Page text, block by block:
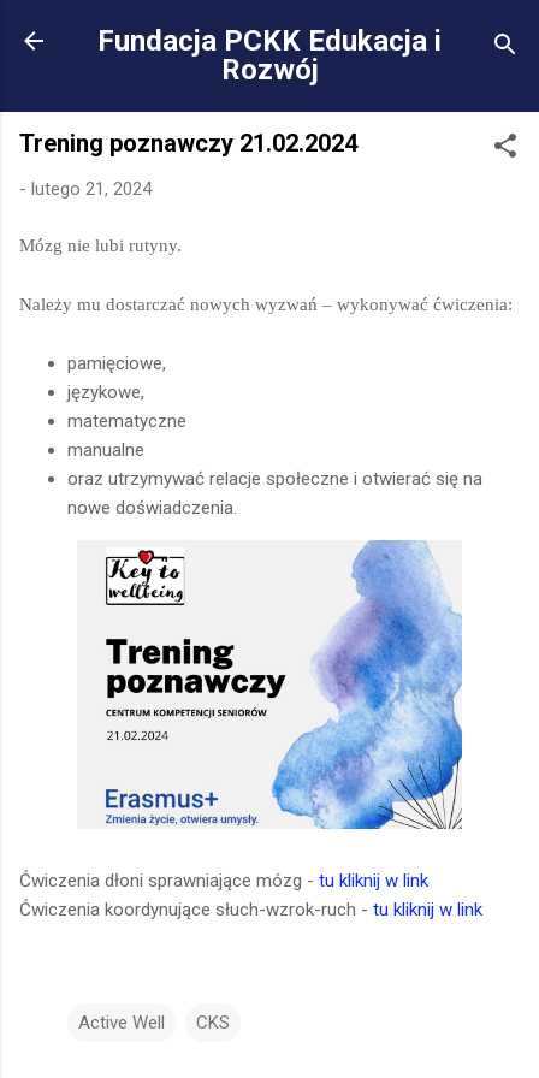
Przejdź do głównej
Fundacja PCKK Edukacja i
Rozwój
Trening poznawczy 21.02.2024
- lutego 21, 2024
Mózg nie lubi rutyny.
Należy mu dostarczać nowych wyzwań – wykonywać ćwiczenia:
pamięciowe,
językowe,
matematyczne
manualne
oraz utrzymywać relacje społeczne i otwierać się na
nowe doświadczenia.
Ćwiczenia dłoni sprawniające mózg - tu kliknij w link
Ćwiczenia koordynujące słuch-wzrok-ruch - tu kliknij w link
Active Well CKS